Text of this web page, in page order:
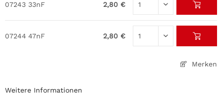
Merken
07243 33nF 2,80 €
07244 47nF 2,80 €
Weitere Informationen